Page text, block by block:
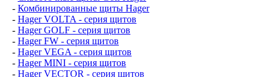
- Комбинированные щиты Hager
- Hager VOLTA - серия щитов
- Hager GOLF - серия щитов
- Hager FW - серия щитов
- Hager VEGA - серия щитов
- Hager MINI - серия щитов
- Hager VECTOR - серия щитов